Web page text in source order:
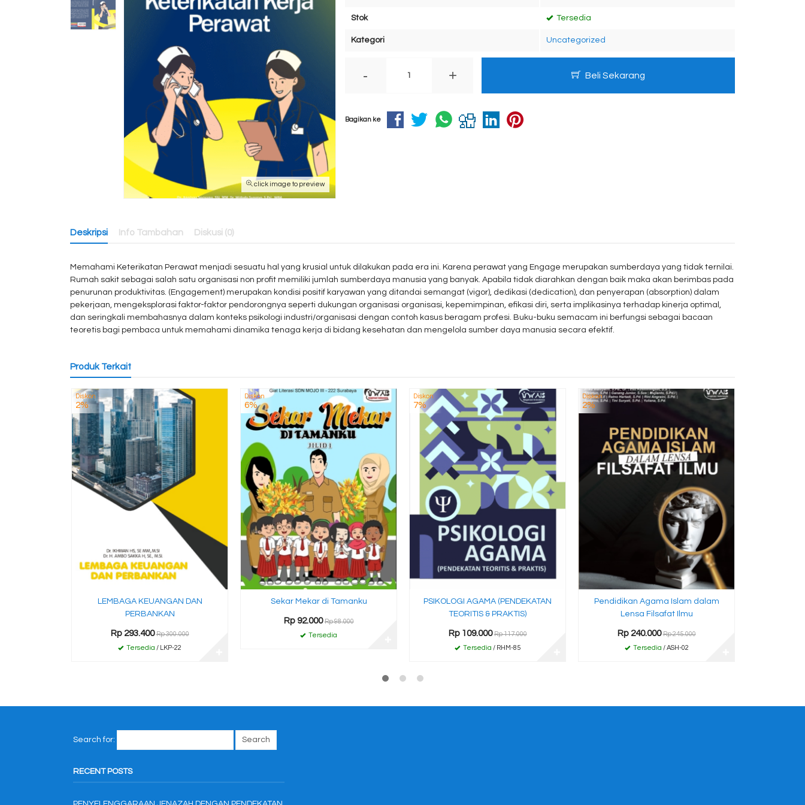
click image to preview
Stok Tersedia
Kategori Uncategorized
- + Beli Sekarang
Bagikan ke
Deskripsi Info Tambahan Diskusi (0)
Memahami Keterikatan Perawat menjadi sesuatu hal yang krusial untuk dilakukan pada era ini. Karena perawat yang Engage merupakan sumberdaya yang tidak ternilai.
Rumah sakit sebagai salah satu organisasi non profit memiliki jumlah sumberdaya manusia yang banyak. Apabila tidak diarahkan dengan baik maka akan berimbas pada
penurunan produktivitas. (Engagement) merupakan kondisi positif karyawan yang ditandai semangat (vigor), dedikasi (dedication), dan penyerapan (absorption) dalam
pekerjaan, mengeksplorasi faktor-faktor pendorongnya seperti dukungan organisasi organisasi, kepemimpinan, efikasi diri, serta implikasinya terhadap kinerja optimal,
dan seringkali membahasnya dalam konteks psikologi industri/organisasi dengan contoh kasus beragam profesi. Buku-buku semacam ini berfungsi sebagai bacaan
teoretis bagi pembaca untuk memahami dinamika tenaga kerja di bidang kesehatan dan mengelola sumber daya manusia secara efektif.
Produk Terkait
Diskon
2%
LEMBAGA KEUANGAN DAN
PERBANKAN
Rp 293.400 Rp 300.000
Tersedia / LKP-22
Diskon
6%
Sekar Mekar di Tamanku
Rp 92.000 Rp 98.000
Tersedia
Diskon
7%
PSIKOLOGI AGAMA (PENDEKATAN
TEORITIS & PRAKTIS)
Rp 109.000 Rp 117.000
Tersedia / RHM-85
Diskon
2%
Pendidikan Agama Islam dalam
Lensa Filsafat Ilmu
Rp 240.000 Rp 245.000
Tersedia / ASH-02
Search for:
RECENT POSTS